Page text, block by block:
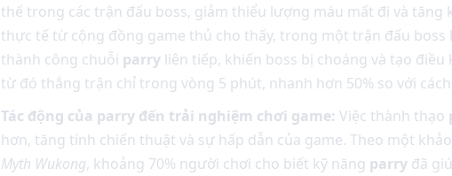
thế trong các trận đấu boss, giảm thiểu lượng máu mất đi và
thực tế từ cộng đồng game thủ cho thấy, trong một trận đấu
thành công chuỗi parryliên tiếp, khiến boss bị choáng và tạo
từ đó thắng trận chỉ trong vòng 5 phút, nhanh hơn 50% so với
Tác động của parry đến trải nghiệm chơi game: Việc thành thạo
hơn, tăng tính chiến thuật và sự hấp dẫn của game. Theo một
Myth Wukong, khoảng 70% người chơi cho biết kỹ năng parryđã